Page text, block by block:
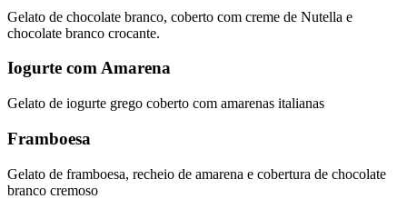
Gelato de chocolate branco, coberto com creme de Nutella e
chocolate branco crocante.
Iogurte com Amarena
Gelato de iogurte grego coberto com amarenas italianas
Framboesa
Gelato de framboesa, recheio de amarena e cobertura de chocolate
branco cremoso